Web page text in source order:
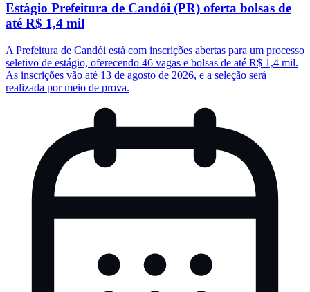
Estágio Prefeitura de Candói (PR) oferta bolsas de
até R$ 1,4 mil
A Prefeitura de Candói está com inscrições abertas para um processo
seletivo de estágio, oferecendo 46 vagas e bolsas de até R$ 1,4 mil.
As inscrições vão até 13 de agosto de 2026, e a seleção será
realizada por meio de prova.